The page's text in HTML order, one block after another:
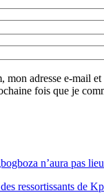
mon adresse e-mail
fois que je
n’aura pas
ressortissants de